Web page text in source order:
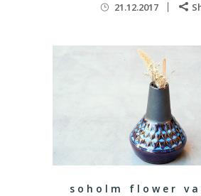
21.12.2017
soholm flower